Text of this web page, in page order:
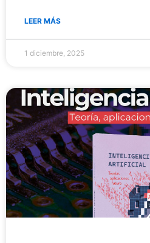
LEER MÁS
1 diciembre, 2025